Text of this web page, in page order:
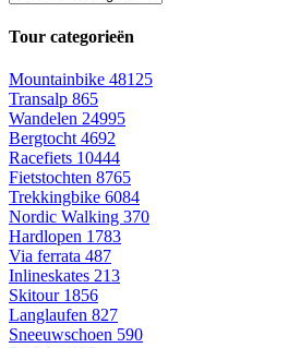
Tour categorieën
Mountainbike 48125
Transalp 865
Wandelen 24995
Bergtocht 4692
Racefiets 10444
Fietstochten 8765
Trekkingbike 6084
Nordic Walking 370
Hardlopen 1783
Via ferrata 487
Inlineskates 213
Skitour 1856
Langlaufen 827
Sneeuwschoen 590